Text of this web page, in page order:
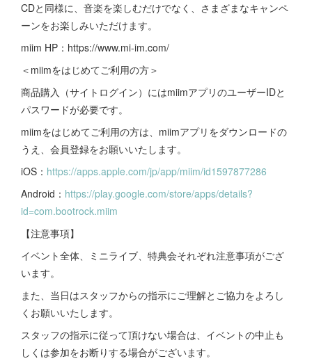
CDと同様に、音楽を楽しむだけでなく、さまざまなキャンペ
ーンをお楽しみいただけます。
miim HP：https://www.mi-im.com/
＜miimをはじめてご利用の方＞
商品購入（サイトログイン）にはmiimアプリのユーザーIDと
パスワードが必要です。
miimをはじめてご利用の方は、miimアプリをダウンロードの
うえ、会員登録をお願いいたします。
iOS： https://apps.apple.com/jp/app/miim/id1597877286
Android： https://play.google.com/store/apps/details?
id=com.bootrock.miim
【注意事項】
イベント全体、ミニライブ、特典会それぞれ注意事項がござ
います。
また、当日はスタッフからの指示にご理解とご協力をよろし
くお願いいたします。
スタッフの指示に従って頂けない場合は、イベントの中止も
しくは参加をお断りする場合がございます。